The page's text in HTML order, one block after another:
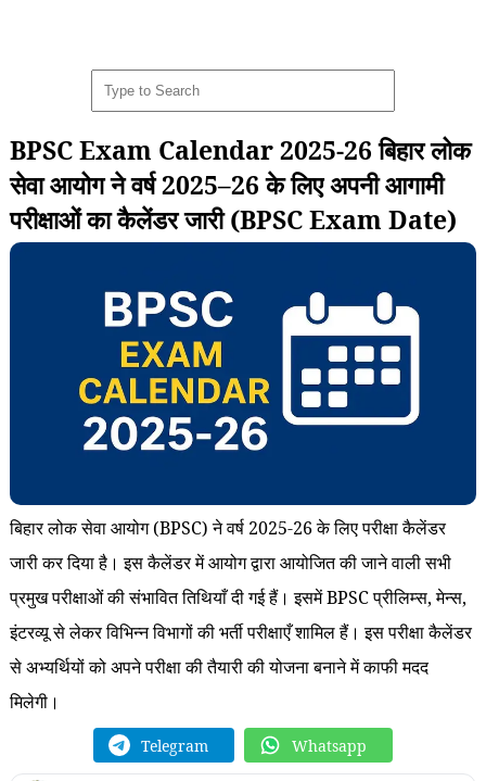
BPSC Exam Calendar 2025-26 बिहार लोक
सेवा आयोग ने वर्ष 2025–26 के लिए अपनी आगामी
परीक्षाओं का कैलेंडर जारी (BPSC Exam Date)
बिहार लोक सेवा आयोग (BPSC) ने वर्ष 2025-26 के लिए परीक्षा कैलेंडर
जारी कर दिया है। इस कैलेंडर में आयोग द्वारा आयोजित की जाने वाली सभी
प्रमुख परीक्षाओं की संभावित तिथियाँ दी गई हैं। इसमें BPSC प्रीलिम्स, मेन्स,
इंटरव्यू से लेकर विभिन्न विभागों की भर्ती परीक्षाएँ शामिल हैं। इस परीक्षा कैलेंडर
से अभ्यर्थियों को अपने परीक्षा की तैयारी की योजना बनाने में काफी मदद
मिलेगी।
Telegram Whatsapp